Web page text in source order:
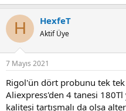
H HexfeT
Aktif Üye
7 Mayıs 2021
Rigol'ün dört probunu tek
Aliexpress'den 4 tanesi
kalitesi tartışmalı da olsa